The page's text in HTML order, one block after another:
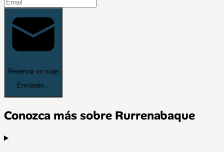
Reservar un viaje
Enviando...
Conozca más sobre Rurrenabaque